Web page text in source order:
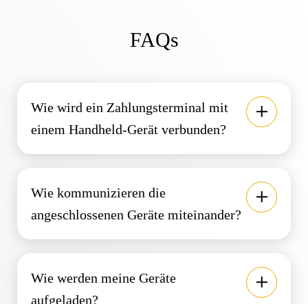
FAQs
Wie wird ein Zahlungsterminal mit
einem Handheld-Gerät verbunden?
Wie kommunizieren die
angeschlossenen Geräte miteinander?
Wie werden meine Geräte
aufgeladen?